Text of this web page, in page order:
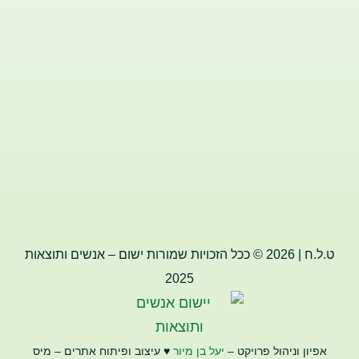
ט.ל.ח | 2026 © ככל הזכויות שמורות ישום – אנשים ותוצאות
2025
אפיון וניהול פרויקט – יעל בן מיור ♥️ עיצוב ופיתוח אתרים – מיס